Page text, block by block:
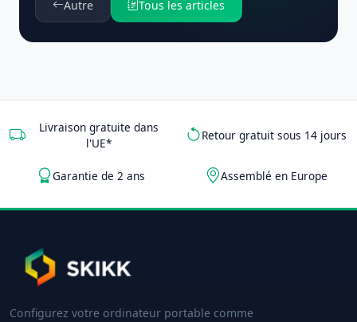
Autre Tous les articles
Livraison gratuite dans
l'UE*
Retour gratuit sous 14 jours
Garantie de 2 ans Assemblé en Europe
Configurez votre ordinateur portable comme